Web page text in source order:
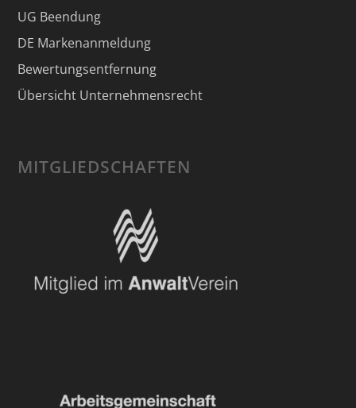
UG Beendung
DE Markenanmeldung
Bewertungsentfernung
Übersicht Unternehmensrecht
MITGLIEDSCHAFTEN